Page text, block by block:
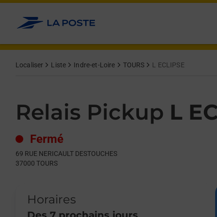
Allez au contenu
Localiser Liste Indre-et-Loire TOURS L ECLIPSE
Relais Pickup L
Fermé
69 RUE NERICAULT DESTOUCHES
37000 TOURS
Horaires
Day of the WeekHours
Get directions to Relais Pickup at 69 RUE NERICAULT
lien s'ouvre dans un nouvel onglet